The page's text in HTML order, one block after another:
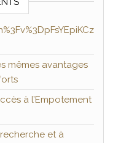
mêmes avantages
à l’Empotement
et à